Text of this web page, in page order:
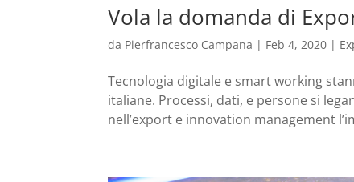
Vola la domanda di
da Pierfrancesco Campana | Feb 4, 2020 |
Tecnologia digitale e smart working
italiane. Processi, dati, e persone si
nell’export e innovation management